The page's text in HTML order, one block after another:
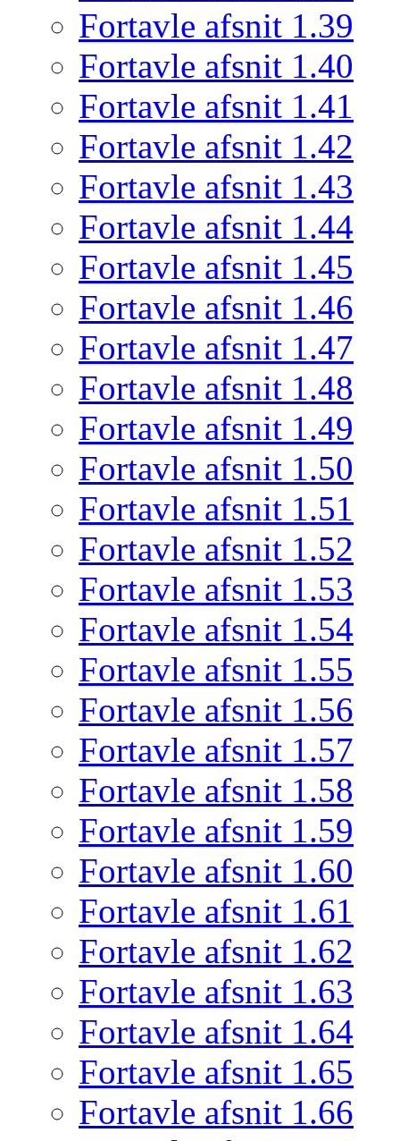
Fortavle afsnit 1.39
Fortavle afsnit 1.40
Fortavle afsnit 1.41
Fortavle afsnit 1.42
Fortavle afsnit 1.43
Fortavle afsnit 1.44
Fortavle afsnit 1.45
Fortavle afsnit 1.46
Fortavle afsnit 1.47
Fortavle afsnit 1.48
Fortavle afsnit 1.49
Fortavle afsnit 1.50
Fortavle afsnit 1.51
Fortavle afsnit 1.52
Fortavle afsnit 1.53
Fortavle afsnit 1.54
Fortavle afsnit 1.55
Fortavle afsnit 1.56
Fortavle afsnit 1.57
Fortavle afsnit 1.58
Fortavle afsnit 1.59
Fortavle afsnit 1.60
Fortavle afsnit 1.61
Fortavle afsnit 1.62
Fortavle afsnit 1.63
Fortavle afsnit 1.64
Fortavle afsnit 1.65
Fortavle afsnit 1.66